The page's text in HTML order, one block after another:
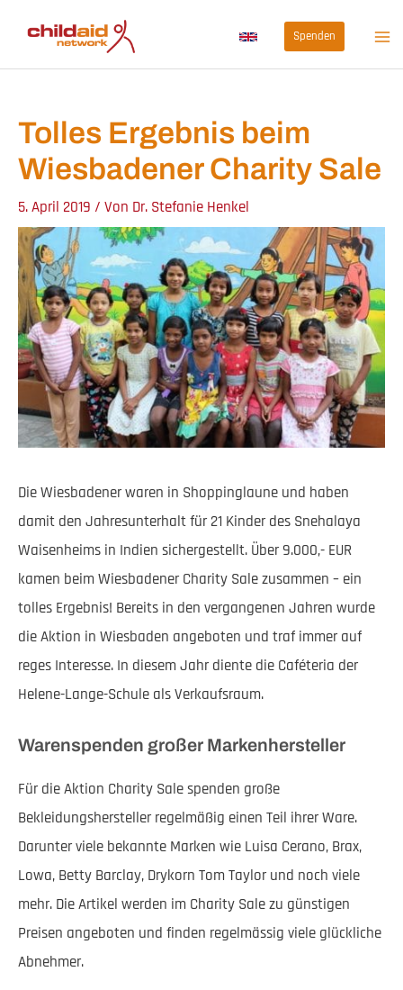
Inhalt
springen
Spenden
Tolles Ergebnis beim
Wiesbadener Charity Sale
5. April 2019 / Von Dr. Stefanie Henkel
Die Wiesbadener waren in Shoppinglaune und haben
damit den Jahresunterhalt für 21 Kinder des Snehalaya
Waisenheims in Indien sichergestellt. Über 9.000,- EUR
kamen beim Wiesbadener Charity Sale zusammen – ein
tolles Ergebnis! Bereits in den vergangenen Jahren wurde
die Aktion in Wiesbaden angeboten und traf immer auf
reges Interesse. In diesem Jahr diente die Caféteria der
Helene-Lange-Schule als Verkaufsraum.
Warenspenden großer Markenhersteller
Für die Aktion Charity Sale spenden große
Bekleidungshersteller regelmäßig einen Teil ihrer Ware.
Darunter viele bekannte Marken wie Luisa Cerano, Brax,
Lowa, Betty Barclay, Drykorn Tom Taylor und noch viele
mehr. Die Artikel werden im Charity Sale zu günstigen
Preisen angeboten und finden regelmässig viele glückliche
Abnehmer.